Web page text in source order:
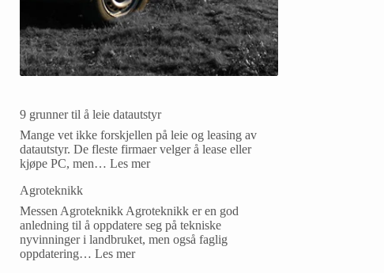
9 grunner til å leie datautstyr
Mange vet ikke forskjellen på leie og leasing av
datautstyr. De fleste firmaer velger å lease eller
kjøpe PC, men…Les mer
Agroteknikk
Messen Agroteknikk Agroteknikk er en god
anledning til å oppdatere seg på tekniske
nyvinninger i landbruket, men også faglig
oppdatering…Les mer